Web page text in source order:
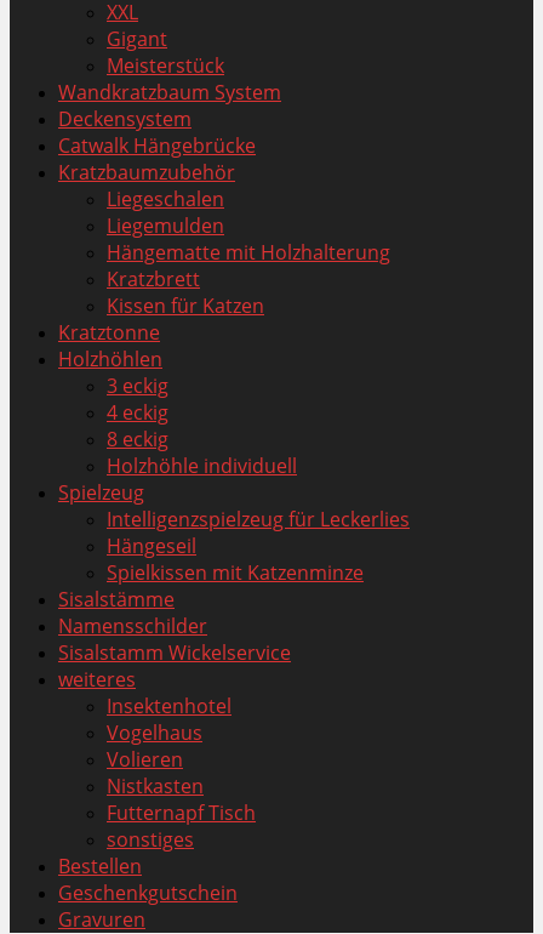
XXL
Gigant
Meisterstück
Wandkratzbaum System
Deckensystem
Catwalk Hängebrücke
Kratzbaumzubehör
Liegeschalen
Liegemulden
Hängematte mit Holzhalterung
Kratzbrett
Kissen für Katzen
Kratztonne
Holzhöhlen
3 eckig
4 eckig
8 eckig
Holzhöhle individuell
Spielzeug
Intelligenzspielzeug für Leckerlies
Hängeseil
Spielkissen mit Katzenminze
Sisalstämme
Namensschilder
Sisalstamm Wickelservice
weiteres
Insektenhotel
Vogelhaus
Volieren
Nistkasten
Futternapf Tisch
sonstiges
Bestellen
Geschenkgutschein
Gravuren